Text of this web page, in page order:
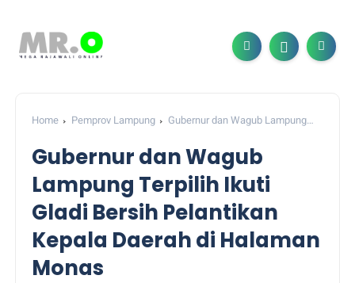
Home Pemprov Lampung
Gubernur dan Wagub Lampung
Monas
Gubernur dan Wagub
Lampung Terpilih Ikuti
Gladi Bersih Pelantikan
Kepala Daerah di Halaman
Monas